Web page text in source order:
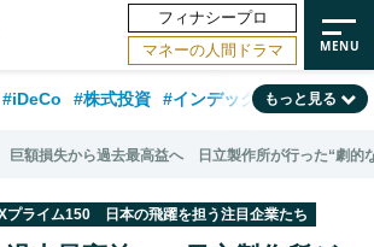
フィナシープロ
マネーの人間ドラマ
#iDeCo #株式投資 #インデックスファンド
贈与 #FP #新NISA #積立投資 #30代
ェルビーイング #企業型DC #退職金
もっと見る
巨額損失から過去最高益へ 日立製作所が行った“劇的
プライム150 日本の飛躍を担う注目企業たち